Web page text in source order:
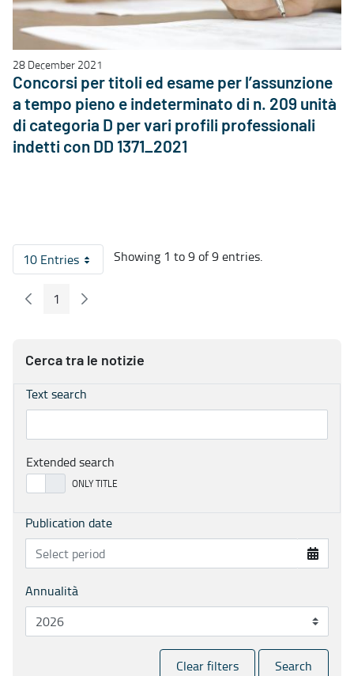
28 December 2021
Concorsi per titoli ed esame per l’assunzione
a tempo pieno e indeterminato di n. 209 unità
di categoria D per vari profili professionali
indetti con DD 1371_2021
10 EntriesPer Page
Showing 1 to 9 of 9 entries.
Previous Page
Page
1 Next Page
Cerca tra le notizie
Text search
Extended search
Publication date
Annualità
Clear filters Search